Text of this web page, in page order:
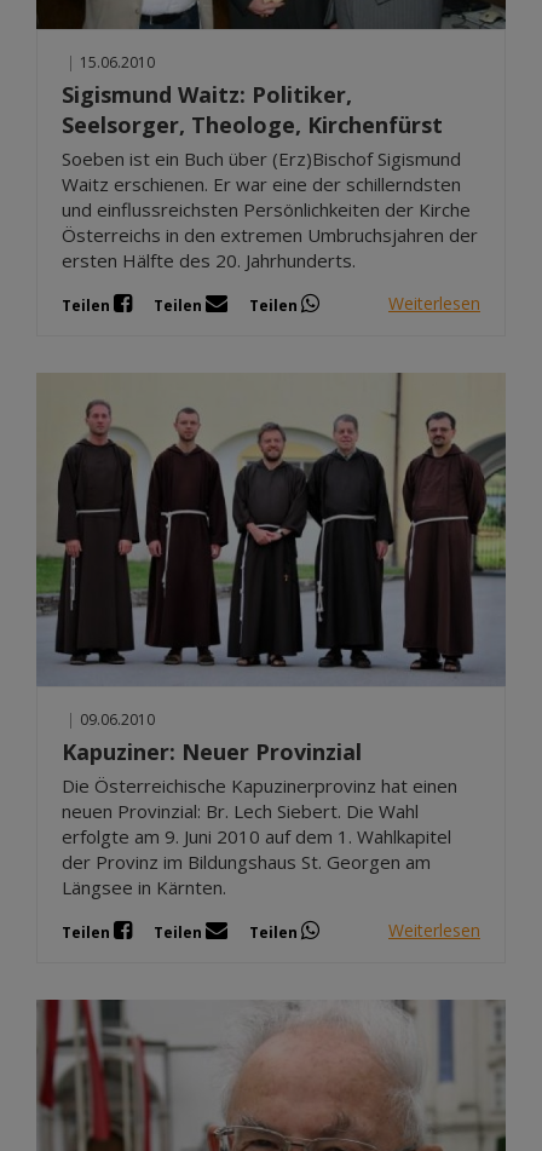
| 15.06.2010
Sigismund Waitz: Politiker,
Seelsorger, Theologe, Kirchenfürst
Soeben ist ein Buch über (Erz)Bischof Sigismund
Waitz erschienen. Er war eine der schillerndsten
und einflussreichsten Persönlichkeiten der Kirche
Österreichs in den extremen Umbruchsjahren der
ersten Hälfte des 20. Jahrhunderts.
Teilen Teilen Teilen Weiterlesen
| 09.06.2010
Kapuziner: Neuer Provinzial
Die Österreichische Kapuzinerprovinz hat einen
neuen Provinzial: Br. Lech Siebert. Die Wahl
erfolgte am 9. Juni 2010 auf dem 1. Wahlkapitel
der Provinz im Bildungshaus St. Georgen am
Längsee in Kärnten.
Teilen Teilen Teilen Weiterlesen